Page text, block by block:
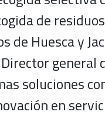
de
de Huesca y
general
soluciones
en